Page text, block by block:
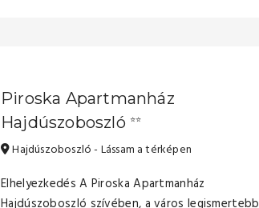
Piroska Apartmanház
Hajdúszoboszló ⭐⭐
Hajdúszoboszló - Lássam a térképen
Elhelyezkedés A Piroska Apartmanház
Hajdúszoboszló szívében, a város legismertebb